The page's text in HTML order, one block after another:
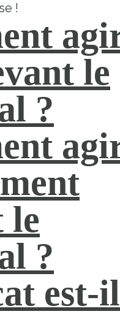
!
le
?
le
?
est-il